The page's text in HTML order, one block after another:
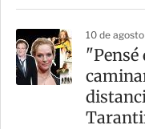
10 de
"Pensé